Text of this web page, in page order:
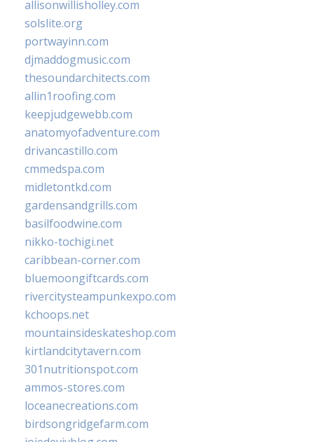
allisonwillisholley.com
solslite.org
portwayinn.com
djmaddogmusic.com
thesoundarchitects.com
allin1roofing.com
keepjudgewebb.com
anatomyofadventure.com
drivancastillo.com
cmmedspa.com
midletontkd.com
gardensandgrills.com
basilfoodwine.com
nikko-tochigi.net
caribbean-corner.com
bluemoongiftcards.com
rivercitysteampunkexpo.com
kchoops.net
mountainsideskateshop.com
kirtlandcitytavern.com
301nutritionspot.com
ammos-stores.com
loceanecreations.com
birdsongridgefarm.com